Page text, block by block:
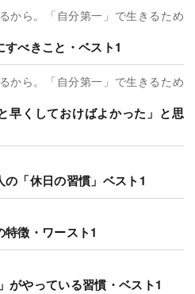
から。「自分第一」で生きるため
すべきこと・ベスト1
から。「自分第一」で生きるため
早くしておけばよかった」と思
「休日の習慣」ベスト1
特徴・ワースト1
がやっている習慣・ベスト1